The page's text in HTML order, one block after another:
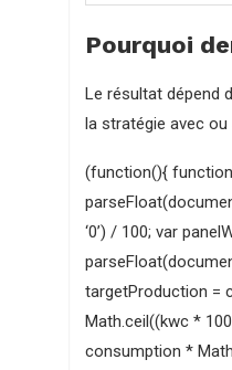
Pourquoi
Le résultat dépend
la stratégie avec
(function(){ function
‘0’) / 100; var
targetProduction =
Math.ceil((kwc *
consumption *